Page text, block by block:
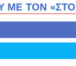
ΜΕ ΤΟΝ